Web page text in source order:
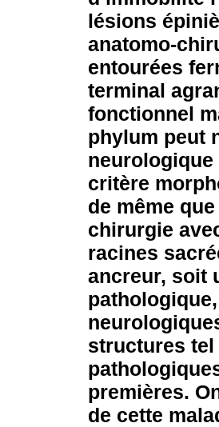
lésions
anatomo-
entourées
terminal
fonctionnel
phylum peut
critère
de même
chirurgie
racines
ancreur, soit
structures tel
premières.
de cette